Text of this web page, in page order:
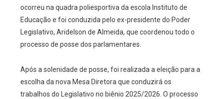
ocorreu na quadra poliesportiva da escola Instituto de
Educação e foi conduzida pelo ex-presidente do Poder
Legislativo, Aridelson de Almeida, que coordenou todo o
processo de posse dos parlamentares.
Após a solenidade de posse, foi realizada a eleição para a
escolha da nova Mesa Diretora que conduzirá os
trabalhos do Legislativo no biênio 2025/2026. O processo